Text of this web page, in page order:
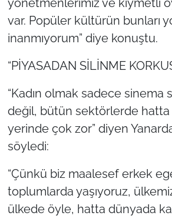
yönetmenlerimiz ve kıymetli
var. Popüler kültürün bunları
inanmıyorum” diye konuştu.
“PİYASADAN SİLİNME
“Kadın olmak sadece sinema
değil, bütün sektörlerde hatta
yerinde çok zor” diyen
söyledi:
“Çünkü biz maalesef erkek
toplumlarda yaşıyoruz,
ülkede öyle, hatta dünyada